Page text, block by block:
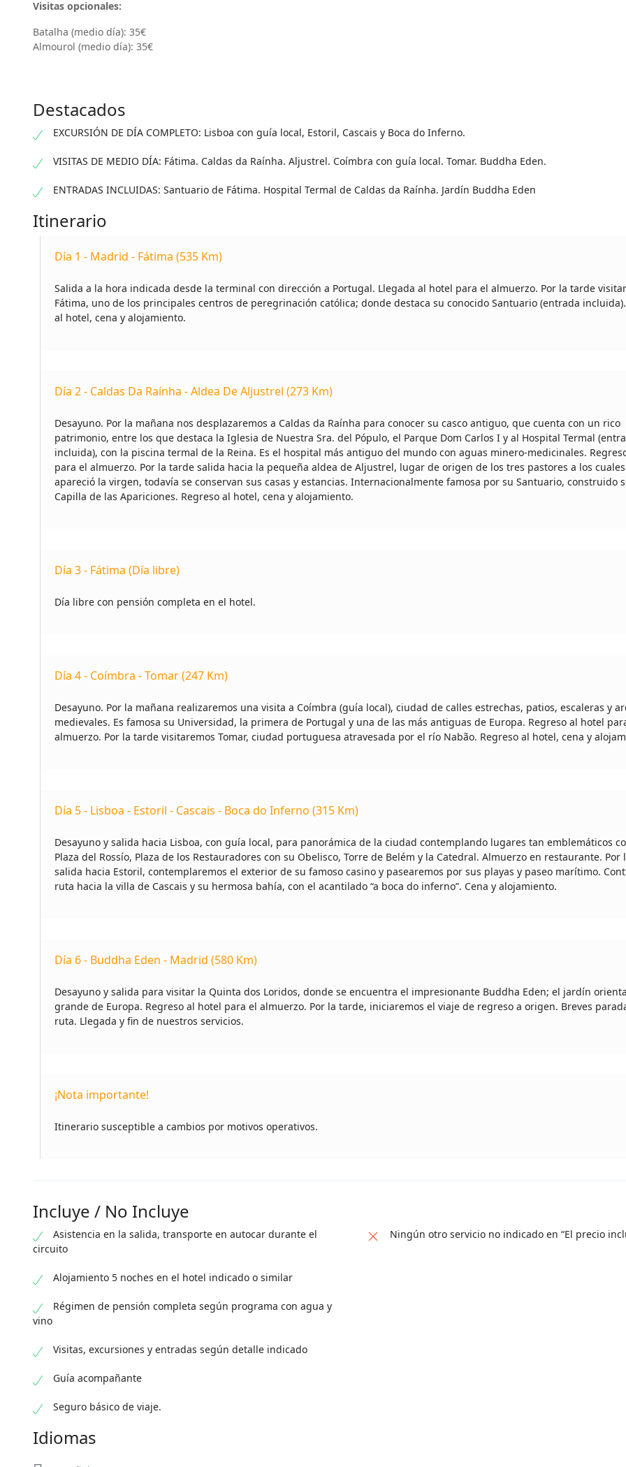
Visitas opcionales:
Batalha (medio día): 35€
Almourol (medio día): 35€
Destacados
EXCURSIÓN DE DÍA COMPLETO: Lisboa con guía local, Estoril, Cascais y Boca do Inferno.
VISITAS DE MEDIO DÍA: Fátima. Caldas da Raínha. Aljustrel. Coímbra con guía local. Tomar. Buddha Eden.
ENTRADAS INCLUIDAS: Santuario de Fátima. Hospital Termal de Caldas da Raínha. Jardín Buddha Eden
Itinerario
Día 1 - Madrid - Fátima (535 Km)
Salida a la hora indicada desde la terminal con dirección a Portugal. Llegada al hotel para el almuerzo. Por la tarde
Fátima, uno de los principales centros de peregrinación católica; donde destaca su conocido Santuario (entrada
al hotel, cena y alojamiento.
Día 2 - Caldas Da Raínha - Aldea De Aljustrel (273 Km)
Desayuno. Por la mañana nos desplazaremos a Caldas da Raínha para conocer su casco antiguo, que cuenta con un rico
patrimonio, entre los que destaca la Iglesia de Nuestra Sra. del Pópulo, el Parque Dom Carlos I y al Hospital Termal
incluida), con la piscina termal de la Reina. Es el hospital más antiguo del mundo con aguas minero-medicinales.
para el almuerzo. Por la tarde salida hacia la pequeña aldea de Aljustrel, lugar de origen de los tres pastores a los
apareció la virgen, todavía se conservan sus casas y estancias. Internacionalmente famosa por su Santuario, construido
Capilla de las Apariciones. Regreso al hotel, cena y alojamiento.
Día 3 - Fátima (Día libre)
Día libre con pensión completa en el hotel.
Día 4 - Coímbra - Tomar (247 Km)
Desayuno. Por la mañana realizaremos una visita a Coímbra (guía local), ciudad de calles estrechas, patios, escaleras y
medievales. Es famosa su Universidad, la primera de Portugal y una de las más antiguas de Europa. Regreso al hotel
almuerzo. Por la tarde visitaremos Tomar, ciudad portuguesa atravesada por el río Nabão. Regreso al hotel, cena y
Día 5 - Lisboa - Estoril - Cascais - Boca do Inferno (315 Km)
Desayuno y salida hacia Lisboa, con guía local, para panorámica de la ciudad contemplando lugares tan emblemáticos
Plaza del Rossío, Plaza de los Restauradores con su Obelisco, Torre de Belém y la Catedral. Almuerzo en restaurante. Por
salida hacia Estoril, contemplaremos el exterior de su famoso casino y pasearemos por sus playas y paseo marítimo.
ruta hacia la villa de Cascais y su hermosa bahía, con el acantilado “a boca do inferno”. Cena y alojamiento.
Día 6 - Buddha Eden - Madrid (580 Km)
Desayuno y salida para visitar la Quinta dos Loridos, donde se encuentra el impresionante Buddha Eden; el jardín
grande de Europa. Regreso al hotel para el almuerzo. Por la tarde, iniciaremos el viaje de regreso a origen. Breves
ruta. Llegada y fin de nuestros servicios.
¡Nota importante!
Itinerario susceptible a cambios por motivos operativos.
Incluye / No Incluye
Asistencia en la salida, transporte en autocar durante el
circuito
Alojamiento 5 noches en el hotel indicado o similar
Régimen de pensión completa según programa con agua y
vino
Visitas, excursiones y entradas según detalle indicado
Guía acompañante
Seguro básico de viaje.
Ningún otro servicio no indicado en “El precio
Idiomas